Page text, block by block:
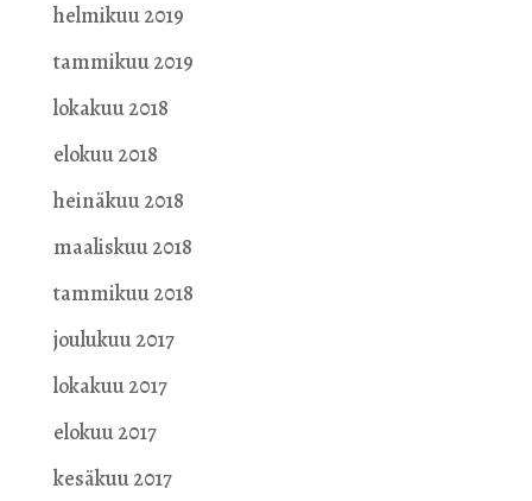
helmikuu 2019
tammikuu 2019
lokakuu 2018
elokuu 2018
heinäkuu 2018
maaliskuu 2018
tammikuu 2018
joulukuu 2017
lokakuu 2017
elokuu 2017
kesäkuu 2017